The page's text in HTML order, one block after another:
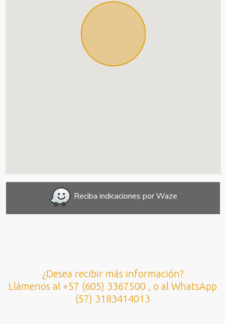
Reciba indicaciones por Waze
¿Desea recibir más información?
Llámenos al +57 (605) 3367500 , o al WhatsApp
(57) 3183414013